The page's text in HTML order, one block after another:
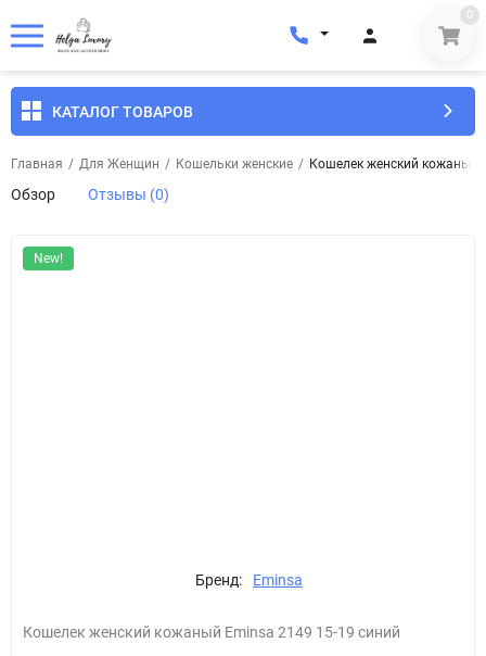
0
КАТАЛОГ ТОВАРОВ
Главная / Для Женщин / Кошельки женские / Кошелек женский кожаный
Обзор Отзывы (0)
New!
Бренд: Eminsa
Кошелек женский кожаный Eminsa 2149 15-19 синий